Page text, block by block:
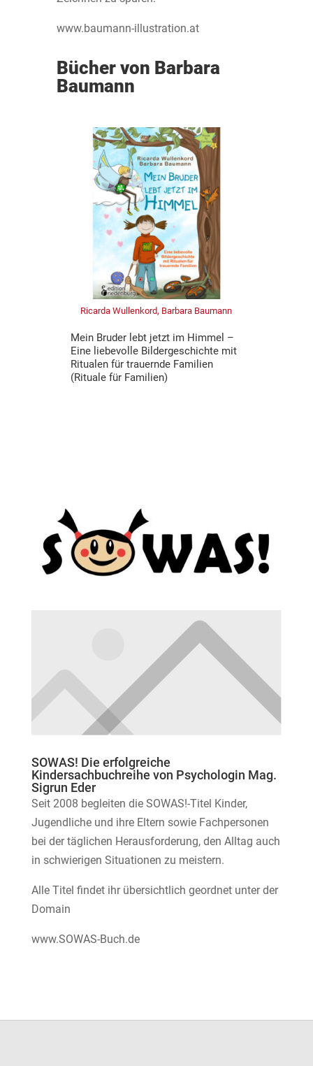
www.baumann-illustration.at
Bücher von Barbara
Baumann
Ricarda Wullenkord, Barbara Baumann
Mein Bruder lebt jetzt im Himmel –
Eine liebevolle Bildergeschichte mit
Ritualen für trauernde Familien
(Rituale für Familien)
SOWAS! Die erfolgreiche
Kindersachbuchreihe von Psychologin Mag.
Sigrun Eder
Seit 2008 begleiten die SOWAS!-Titel Kinder,
Jugendliche und ihre Eltern sowie Fachpersonen
bei der täglichen Herausforderung, den Alltag auch
in schwierigen Situationen zu meistern.
Alle Titel findet ihr übersichtlich geordnet unter der
Domain
www.SOWAS-Buch.de